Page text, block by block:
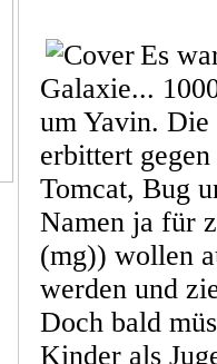
Es
Galaxie...
um Yavin.
erbittert
Tomcat, Bug
Namen ja für
(mg)) wollen
werden und
Doch bald
Kinder als